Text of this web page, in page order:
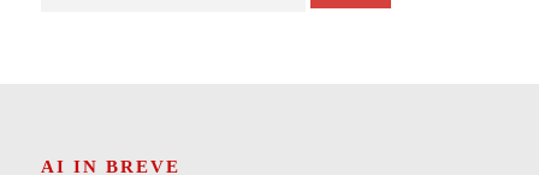
AI IN BREVE